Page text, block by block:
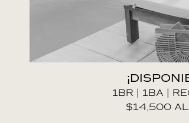
1BR | 1BA |
$14,500 AL